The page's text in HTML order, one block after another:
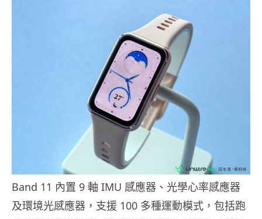
Band 11 內置 9 軸 IMU 感應器、光學心率感應器
及環境光感應器，支援 100 多種運動模式，包括跑